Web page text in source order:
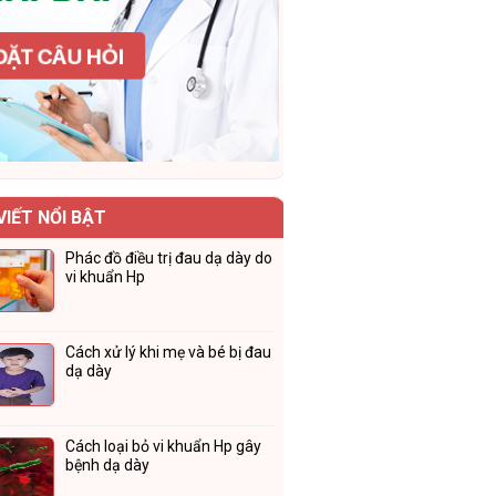
NỔI BẬT
Phác đồ điều trị đau dạ dày do
vi khuẩn Hp
Cách xử lý khi mẹ và bé bị đau
dạ dày
Cách loại bỏ vi khuẩn Hp gây
bệnh dạ dày